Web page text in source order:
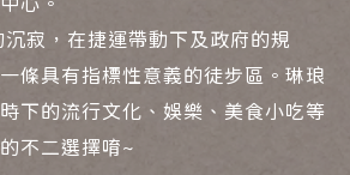
寂，在捷運帶動下及政府的規
條具有指標性意義的徒步區。琳琅
下的流行文化、娛樂、美食小吃等
不二選擇唷~